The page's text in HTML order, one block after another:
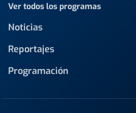
Ver todos los programas
Noticias
Reportajes
Programación